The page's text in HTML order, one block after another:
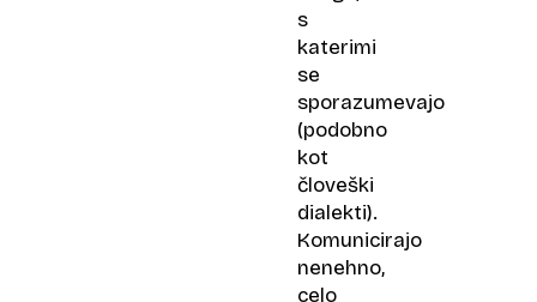
s
katerimi
se
sporazumevajo
(podobno
kot
človeški
dialekti).
Komunicirajo
nenehno,
celo